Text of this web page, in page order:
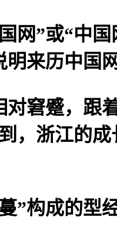
”或“中国
来历中国
蹙，跟
，浙江的
构成的型